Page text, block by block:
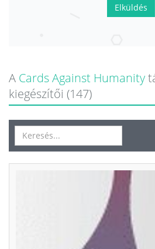
Elküldés
A Cards Against Humanity
kiegészítői (147)